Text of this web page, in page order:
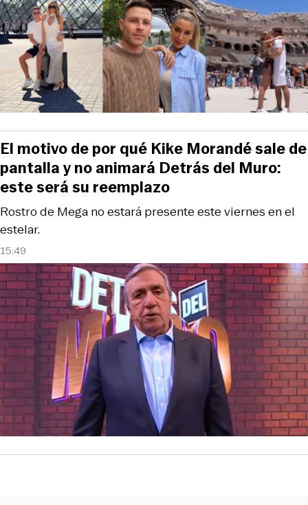
15:49
Rostro de Mega no estará presente este viernes en el
estelar.
El motivo de por qué Kike Morandé sale de
pantalla y no animará Detrás del Muro:
este será su reemplazo